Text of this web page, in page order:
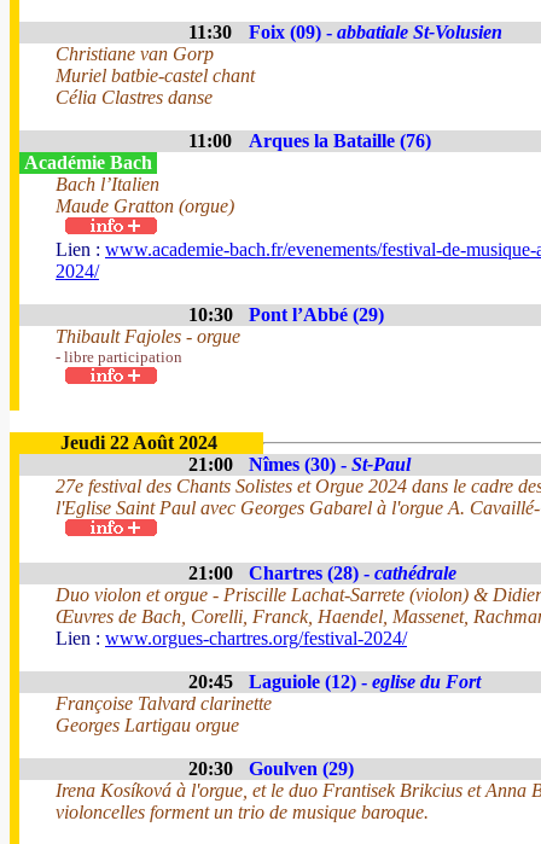
11:30 Foix (09) - abbatiale St-Volusien
Christiane van Gorp
Muriel batbie-castel chant
Célia Clastres danse
11:00
Arques la Bataille (76)
Académie Bach
Bach l’Italien
Maude Gratton (orgue)
Lien : www.academie-bach.fr/evenements/festival-de-
2024/
10:30
Pont l’Abbé (29)
Thibault Fajoles - orgue
- libre participation
Jeudi 22 Août 2024
21:00
Nîmes (30) - St-Paul
27e festival des Chants Solistes et Orgue 2024 dans le cadre
l'Eglise Saint Paul avec Georges Gabarel à l'orgue A.
21:00 Chartres (28) - cathédrale
Duo violon et orgue - Priscille Lachat-Sarrete (violon) &
Œuvres de Bach, Corelli, Franck, Haendel, Massenet,
Lien : www.orgues-chartres.org/festival-2024/
20:45 Laguiole (12) - eglise du Fort
Françoise Talvard clarinette
Georges Lartigau orgue
20:30
Goulven (29)
Irena Kosíková à l'orgue, et le duo Frantisek Brikcius et Anna
violoncelles forment un trio de musique baroque.